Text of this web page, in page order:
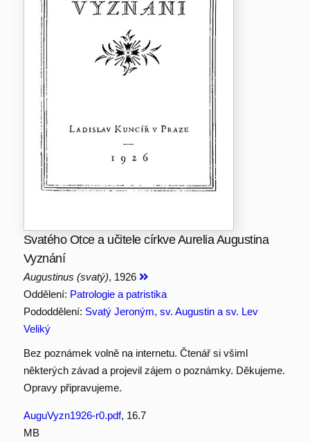
Svatého Otce a učitele církve Aurelia Augustina
Vyznání
Augustinus (svatý), 1926
Oddělení: Patrologie a patristika
Pododdělení: Svatý Jeroným, sv. Augustin a sv. Lev
Veliký
Bez poznámek volně na internetu. Čtenář si všiml
některých závad a projevil zájem o poznámky. Děkujeme.
Opravy připravujeme.
AuguVyzn1926-r0.pdf, 16.7
MB